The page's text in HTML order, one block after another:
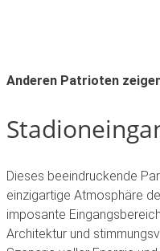
Anderen Patrioten
Dieses beeindruckende
einzigartige Atmosphäre
imposante
Architektur und